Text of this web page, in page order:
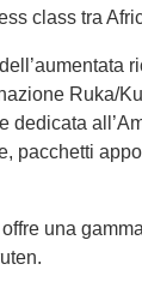
class tra
Ruka/
pacchetti
una